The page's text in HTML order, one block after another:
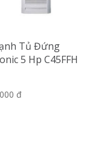
Tủ Đứng
5 Hp C45FFH
đ